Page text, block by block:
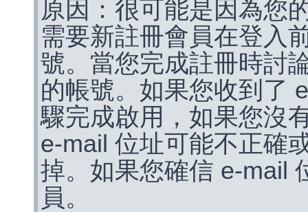
原因：很可能是因為您
需要新註冊會員在登入
號。當您完成註冊時討
的帳號。如果您收到了
驟完成啟用，如果您沒
e-mail 位址可能不正確
掉。如果您確信 e-mail
員。